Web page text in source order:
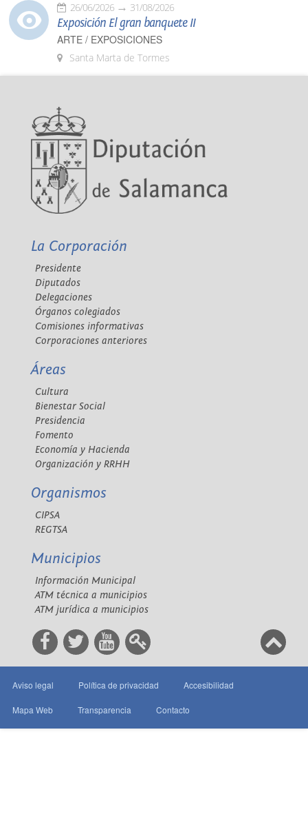
26/06/2026 31/08/2026
Exposición El gran banquete II
ARTE / EXPOSICIONES
Santa Marta de Tormes
La Corporación
Presidente
Diputados
Delegaciones
Órganos colegiados
Comisiones informativas
Corporaciones anteriores
Áreas
Cultura
Bienestar Social
Presidencia
Fomento
Economía y Hacienda
Organización y RRHH
Organismos
CIPSA
REGTSA
Municipios
Información Municipal
ATM técnica a municipios
ATM jurídica a municipios
Aviso legal Política de privacidad Accesibilidad
Mapa Web Transparencia Contacto